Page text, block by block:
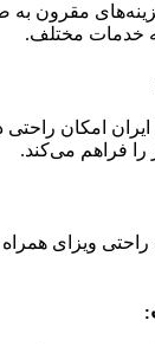
مقرون به
خدمات مختلف.
امکان
را فراهم می‌کند.
راحتی ویزای
: